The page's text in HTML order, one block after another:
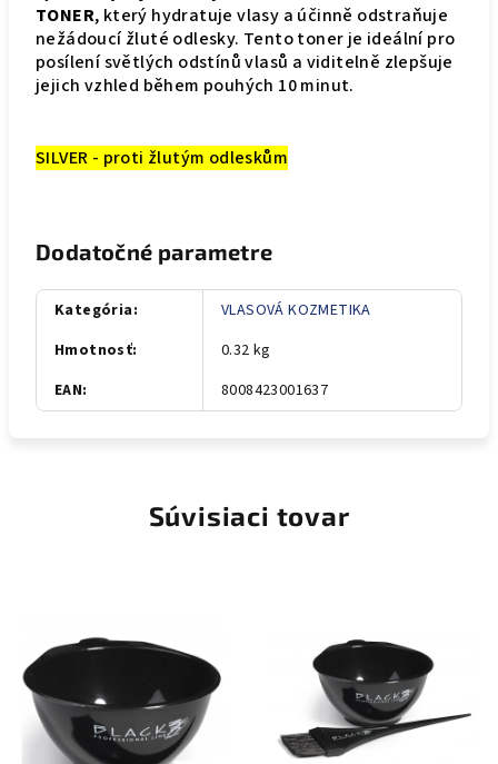
TONER, který hydratuje vlasy a účinně odstraňuje
nežádoucí žluté odlesky. Tento toner je ideální pro
posílení světlých odstínů vlasů a viditelně zlepšuje
jejich vzhled během pouhých 10 minut.
SILVER - proti žlutým odleskům
Dodatočné parametre
Kategória:
VLASOVÁ KOZMETIKA
Hmotnosť:
0.32 kg
EAN: 8008423001637
Súvisiaci tovar